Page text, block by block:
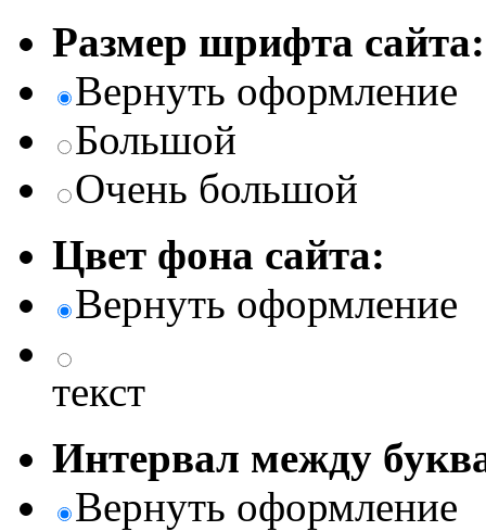
Размер шрифта сайта:
Вернуть оформление
Большой
Очень большой
Цвет фона сайта:
Вернуть оформление
текст
Интервал между
Вернуть оформление